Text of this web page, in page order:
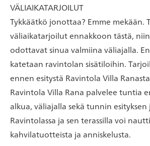
VÄLIAIKATARJOILUT
Tykkäätkö jonottaa? Emme mekään.
väliaikatarjoilut ennakkoon tästä,
odottavat sinua valmiina väliajalla.
katetaan ravintolan sisätiloihin.
ennen esitystä Ravintola Villa
Ravintola Villa Rana palvelee tuntia
alkua, väliajalla sekä tunnin esityksen
Ravintolassa ja sen terassilla voi
kahvilatuotteista ja anniskelusta.